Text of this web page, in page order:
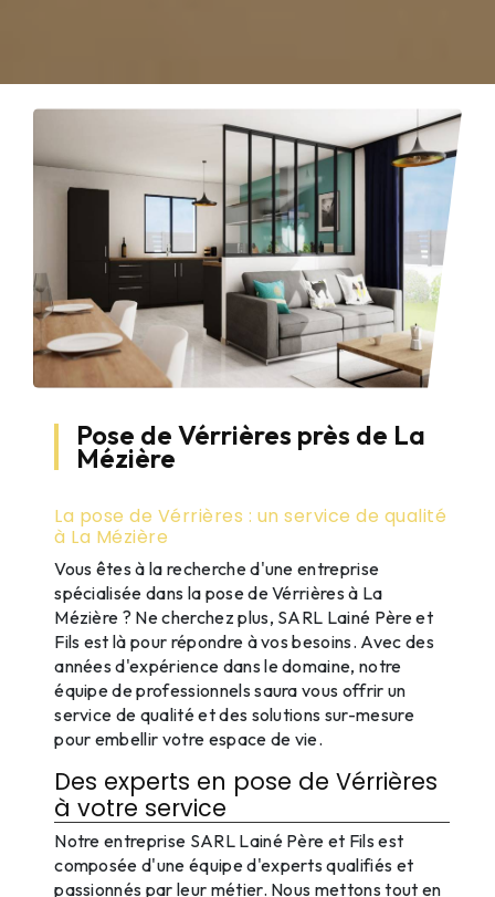
Pose de Vérrières près de La
Mézière
La pose de Vérrières : un service de qualité
à La Mézière
Vous êtes à la recherche d'une entreprise
spécialisée dans la pose de Vérrières à La
Mézière ? Ne cherchez plus, SARL Lainé Père et
Fils est là pour répondre à vos besoins. Avec des
années d'expérience dans le domaine, notre
équipe de professionnels saura vous offrir un
service de qualité et des solutions sur-mesure
pour embellir votre espace de vie.
Des experts en pose de Vérrières
à votre service
Notre entreprise SARL Lainé Père et Fils est
composée d'une équipe d'experts qualifiés et
passionnés par leur métier. Nous mettons tout en